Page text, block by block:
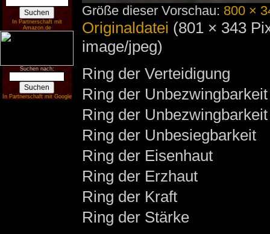
In Partnerschaft mit
Amazon.de
Suchen nach:
In Partnerschaft mit Google
Größe dieser Vorschau: 800 ×
Originaldatei (801 × 343
image/jpeg)
Ring der Verteidigung
Ring der Unbezwingbarkeit
Ring der Unbezwingbarkeit
Ring der Unbesiegbarkeit
Ring der Eisenhaut
Ring der Erzhaut
Ring der Kraft
Ring der Stärke